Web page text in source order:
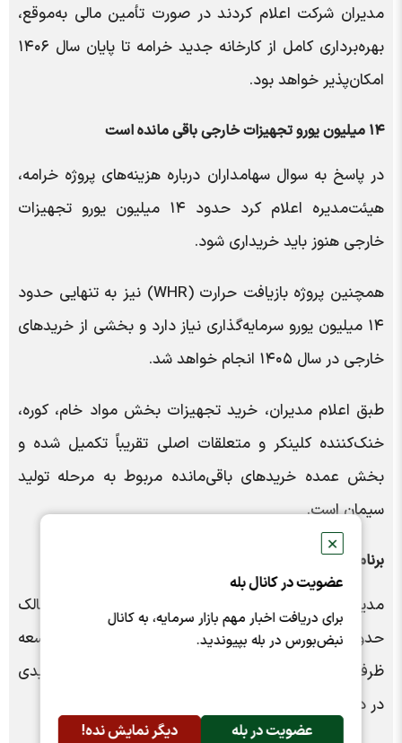
✕
عضویت در کانال بله
برای دریافت اخبار مهم بازار سرمایه، به کانال
نبض‌بورس در بله بپیوندید.
عضویت در بله دیگر نمایش نده!
مدیران شرکت اعلام کردند در صورت تأمین مالی به‌موقع،
بهره‌برداری کامل از کارخانه جدید خرامه تا پایان سال ۱۴۰۶
امکان‌پذیر خواهد بود.
۱۴ میلیون یورو تجهیزات خارجی باقی مانده است
در پاسخ به سوال سهامداران درباره هزینه‌های پروژه خرامه،
هیئت‌مدیره اعلام کرد حدود ۱۴ میلیون یورو تجهیزات
خارجی هنوز باید خریداری شود.
همچنین پروژه بازیافت حرارت (WHR) نیز به تنهایی حدود
۱۴ میلیون یورو سرمایه‌گذاری نیاز دارد و بخشی از خریدهای
خارجی در سال ۱۴۰۵ انجام خواهد شد.
طبق اعلام مدیران، خرید تجهیزات بخش مواد خام، کوره،
خنک‌کننده کلینکر و متعلقات اصلی تقریباً تکمیل شده و
بخش عمده خریدهای باقی‌مانده مربوط به مرحله تولید
سیمان است.
برنامه توسعه ظرفیت و احداث نیروگاه خورشیدی
مدیران سفار اعلام کردند شرکت در منطقه خرامه مالک
حدود ۹۷.۷ هکتار زمین است و برنامه‌هایی برای توسعه
ظرفیت تولید، تنوع محصولات و احداث نیروگاه خورشیدی
در دستور کار قرار دارد.